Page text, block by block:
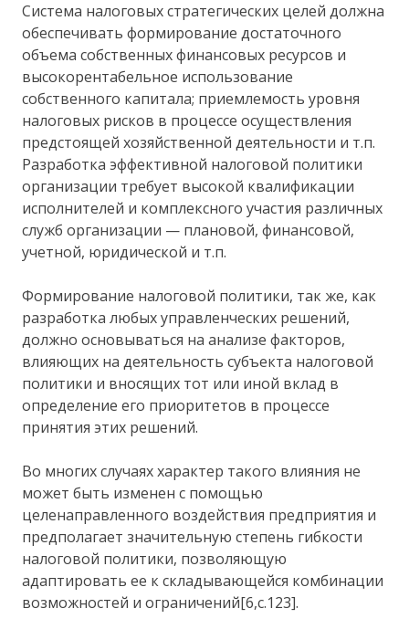
Система налоговых стратегических целей должна
обеспечивать формирование достаточного
объема собственных финансовых ресурсов и
высокорентабельное использование
собственного капитала; приемлемость уровня
налоговых рисков в процессе осуществления
предстоящей хозяйственной деятельности и т.п.
Разработка эффективной налоговой политики
организации требует высокой квалификации
исполнителей и комплексного участия различных
служб организации — плановой, финансовой,
учетной, юридической и т.п.
Формирование налоговой политики, так же, как
разработка любых управленческих решений,
должно основываться на анализе факторов,
влияющих на деятельность субъекта налоговой
политики и вносящих тот или иной вклад в
определение его приоритетов в процессе
принятия этих решений.
Во многих случаях характер такого влияния не
может быть изменен с помощью
целенаправленного воздействия предприятия и
предполагает значительную степень гибкости
налоговой политики, позволяющую
адаптировать ее к складывающейся комбинации
возможностей и ограничений[6,c.123].